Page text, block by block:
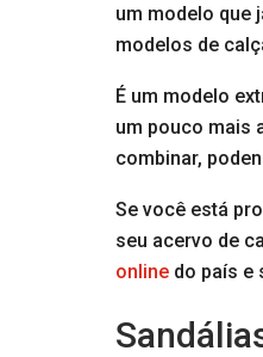
um modelo que
modelos de
É um modelo
um pouco mais
combinar,
Se você está
seu acervo de
online do país e